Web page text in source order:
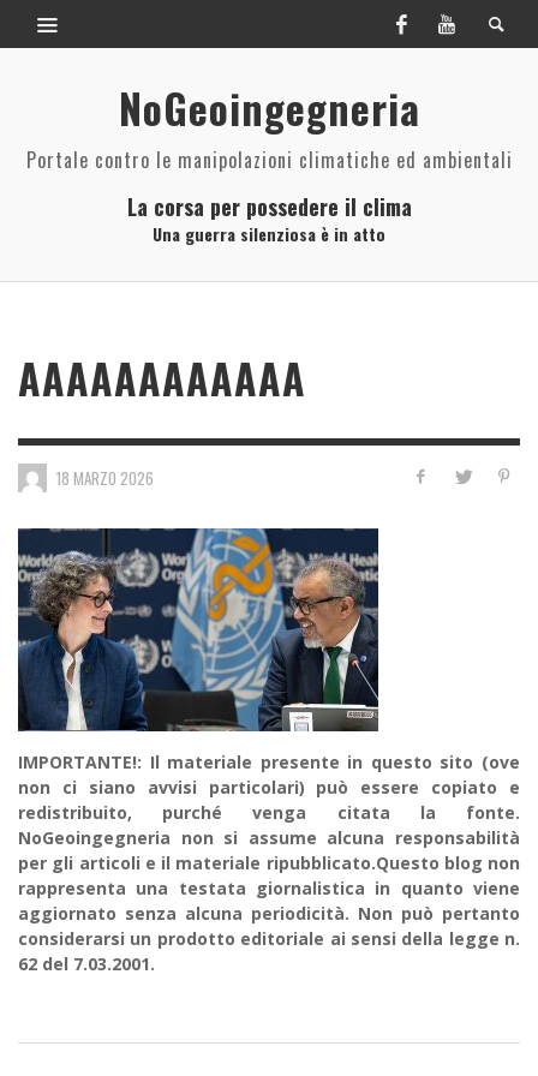
NoGeoingegneria
Portale contro le manipolazioni climatiche ed ambientali
La corsa per possedere il clima
Una guerra silenziosa è in atto
AAAAAAAAAAAA
18 MARZO 2026
IMPORTANTE!: Il materiale presente in questo sito (ove
non ci siano avvisi particolari) può essere copiato e
redistribuito, purché venga citata la fonte.
NoGeoingegneria non si assume alcuna responsabilità
per gli articoli e il materiale ripubblicato.Questo blog non
rappresenta una testata giornalistica in quanto viene
aggiornato senza alcuna periodicità. Non può pertanto
considerarsi un prodotto editoriale ai sensi della legge n.
62 del 7.03.2001.